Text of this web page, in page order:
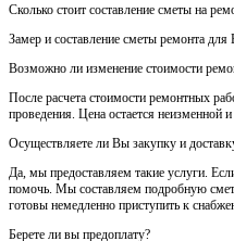
Сколько стоит составление сметы на
Замер и составление сметы ремонта для
Возможно ли изменение стоимости
После расчета стоимости ремонтных
проведения. Цена остается неизменной
Осуществляете ли Вы закупку и
Да, мы предоставляем такие услуги.
помочь. Мы составляем подробную
готовы немедленно приступить к
Берете ли вы предоплату?